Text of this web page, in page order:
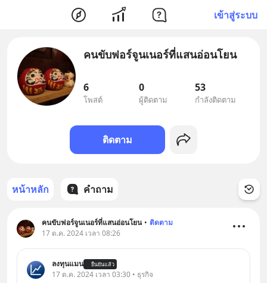
เข้าสู่ระบบ
คนขับฟอร์จูนเนอร์ที่แสนอ่อนโยน
6
โพสต์
0
ผู้ติดตาม
53
กำลังติดตาม
ติดตาม
หน้าหลัก คำถาม
คนขับฟอร์จูนเนอร์ที่แสนอ่อนโยน • ติดตาม
17 ต.ค. 2024 เวลา 08:26
ลงทุนแมน ยืนยันแล้ว
17 ต.ค. 2024 เวลา 03:30 • ธุรกิจ